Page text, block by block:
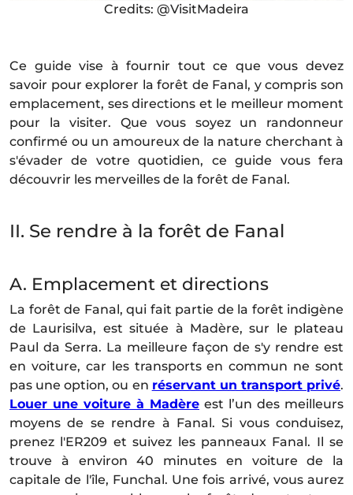
Credits: @VisitMadeira
Ce guide vise à fournir tout ce que vous devez
savoir pour explorer la forêt de Fanal, y compris son
emplacement, ses directions et le meilleur moment
pour la visiter. Que vous soyez un randonneur
confirmé ou un amoureux de la nature cherchant à
s'évader de votre quotidien, ce guide vous fera
découvrir les merveilles de la forêt de Fanal.
II. Se rendre à la forêt de Fanal
A. Emplacement et directions
La forêt de Fanal, qui fait partie de la forêt indigène
de Laurisilva, est située à Madère, sur le plateau
Paul da Serra. La meilleure façon de s'y rendre est
en voiture, car les transports en commun ne sont
pas une option, ou en réservant un transport privé.
Louer une voiture à Madère est l’un des meilleurs
moyens de se rendre à Fanal. Si vous conduisez,
prenez l'ER209 et suivez les panneaux Fanal. Il se
trouve à environ 40 minutes en voiture de la
capitale de l'île, Funchal. Une fois arrivé, vous aurez